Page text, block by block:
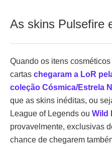
As skins Pulsefire
Quando os itens
cartas chegaram a LoR
coleção Cósmica/Estrela
que as skins inéditas, ou
League of Legends ou Wild
provavelmente, exclusivas
chance de chegarem